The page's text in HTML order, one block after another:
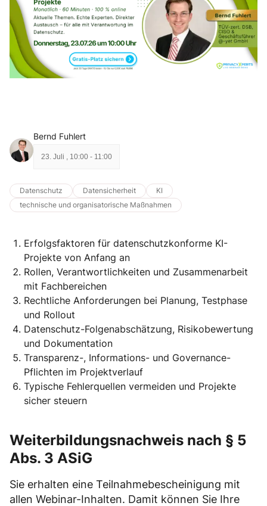
Bernd Fuhlert
23. Juli , 10:00 - 11:00
Datenschutz Datensicherheit
KI
technische und organisatorische Maßnahmen
Erfolgsfaktoren für datenschutzkonforme KI-
Projekte von Anfang an
Rollen, Verantwortlichkeiten und Zusammenarbeit
mit Fachbereichen
Rechtliche Anforderungen bei Planung, Testphase
und Rollout
Datenschutz-Folgenabschätzung, Risikobewertung
und Dokumentation
Transparenz-, Informations- und Governance-
Pflichten im Projektverlauf
Typische Fehlerquellen vermeiden und Projekte
sicher steuern
Weiterbildungsnachweis nach § 5
Abs. 3 ASiG
Sie erhalten eine Teilnahmebescheinigung mit
allen Webinar-Inhalten. Damit können Sie Ihre